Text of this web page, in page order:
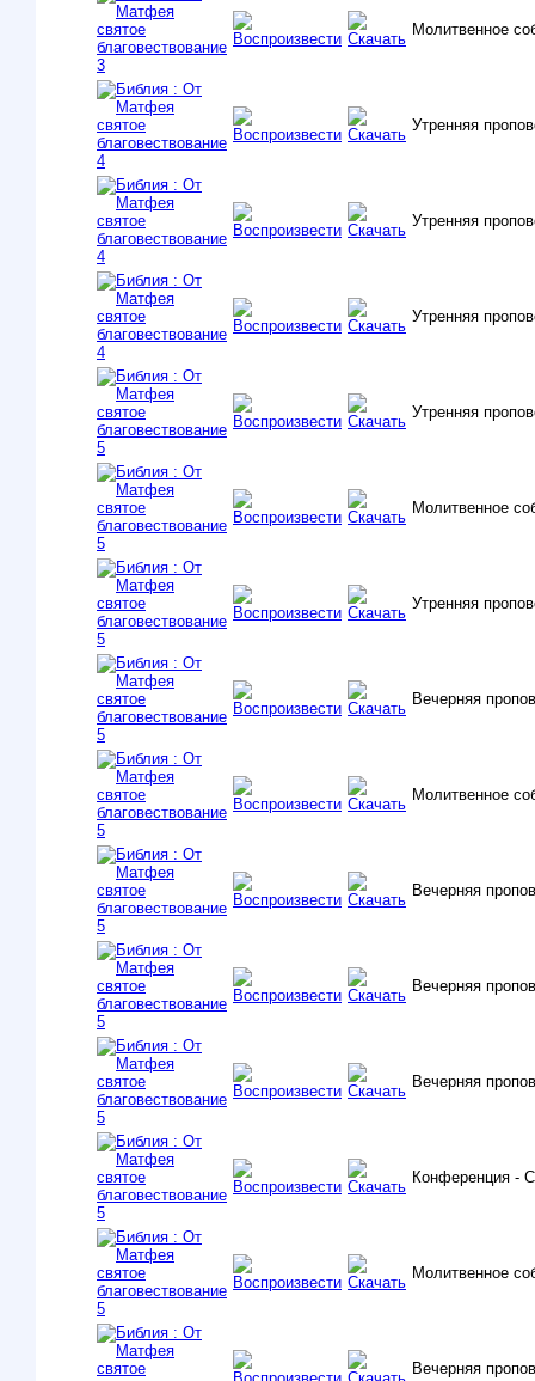
Молитвенное
Утренняя
Утренняя
Утренняя
Утренняя
Молитвенное
Утренняя
Вечерняя
Молитвенное
Вечерняя
Вечерняя
Вечерняя
Конференция -
Молитвенное
Вечерняя